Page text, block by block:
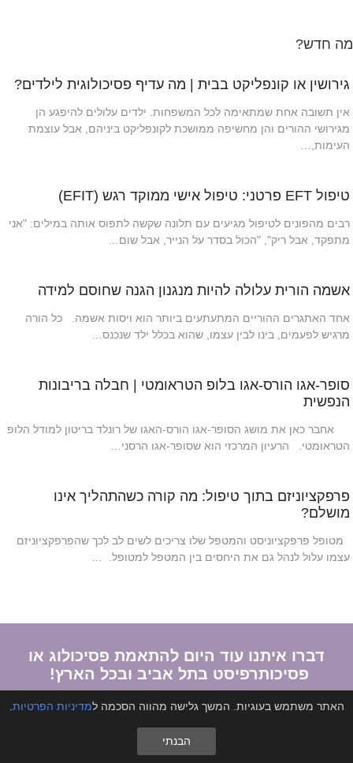
מה חדש?
גירושין או קונפליקט בבית | מה עדיף פסיכולוגית לילדים?
אין תשובה אחת שמתאימה לכל המשפחות. ילדים עלולים להיפגע הן
מגירושי ההורים והן מחשיפה ממושכת לקונפליקט ביניהם, אבל עוצמת
העימות,…
טיפול EFT פרטני: טיפול אישי ממוקד רגש (EFIT)
רבים מהפונים לטיפול מגיעים עם תלונה שקשה לתפוס אותה במילים: "אני
מתפקד, אבל ריק", "הכול בסדר על הנייר, אבל שום…
אשמה הורית עלולה להיות מנגנון הגנה שחוסם למידה
אחד האתגרים ההוריים המתעתעים ביותר הוא ויסות אשמה. כל הורה
מרגיש לפעמים, בינו לבין עצמו, שהוא בכלל ילד שנכנס…
סופר-אגו הורס-אגו בלופ הטראומטי | חבלה בריבונות
הנפשית
אחבר כאן את מושג הסופר-אגו הורס-האגו של רונלד בריטון למודל הלופ
הטראומטי. הרעיון המרכזי הוא שסופר-אגו הרסני…
פרפקציוניזם בתוך טיפול: מה קורה כשהתהליך אינו
מושלם?
מטופל פרפקציוניסט והמטפל שלו צריכים לשים לב לכך שהפרפקציוניזם
עצמו עלול לנהל גם את היחסים בין המטפל למטופל. …
דברו איתנו עוד היום להתאמת פסיכולוג או
פסיכותרפיסט בתל אביב ובכל הארץ!
צור קשר
האתר משתמש בעוגיות. המשך גלישה מהווה הסכמה למדיניות הפרטיות
הבנתי